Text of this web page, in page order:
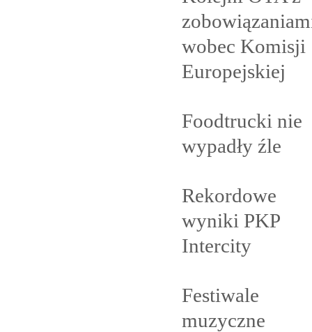
wobec Komisji
Europejskiej
Foodtrucki nie
wypadły źle
Rekordowe
wyniki PKP
Intercity
Festiwale
muzyczne